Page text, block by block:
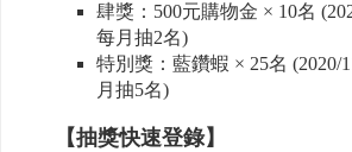
肆獎：500元購物金 × 10名
每月抽2名)
特別獎：藍鑽蝦 × 25名 (2020/
月抽5名)
【抽獎快速登錄】